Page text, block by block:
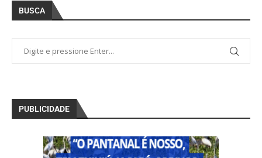
BUSCA
PUBLICIDADE